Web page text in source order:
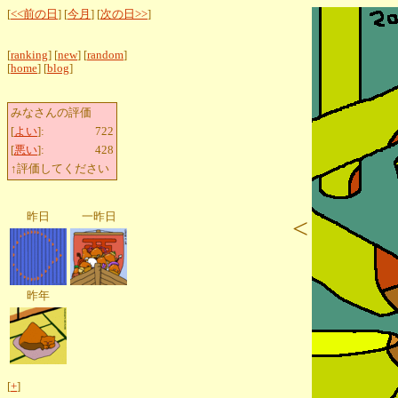
[<<前の日 ] [今月 ] [次の日>>]
[ranking] [new] [random]
[home] [blog]
みなさんの評価
[よい]:
722
[悪い]:
428
↑評価してください
昨日 一昨日
昨年
[+]
<